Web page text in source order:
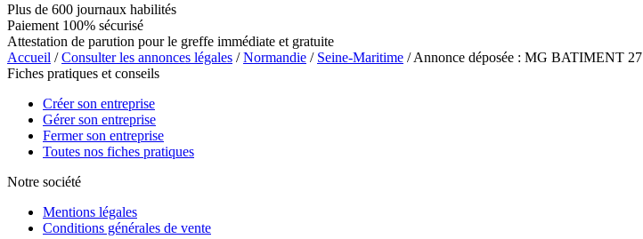
Plus de 600 journaux habilités
Paiement 100% sécurisé
Attestation de parution pour le greffe immédiate et gratuite
Accueil /Consulter les annonces légales /Normandie / Seine-Maritime / Annonce déposée : MG BATIMENT 27
Fiches pratiques et conseils
Créer son entreprise
Gérer son entreprise
Fermer son entreprise
Toutes nos fiches pratiques
Notre société
Mentions légales
Conditions générales de vente